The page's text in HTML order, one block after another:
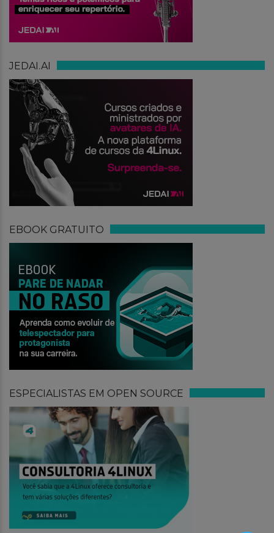
JEDAI.AI
EBOOK GRATUITO
ESPECIALISTAS EM OPEN SOURCE